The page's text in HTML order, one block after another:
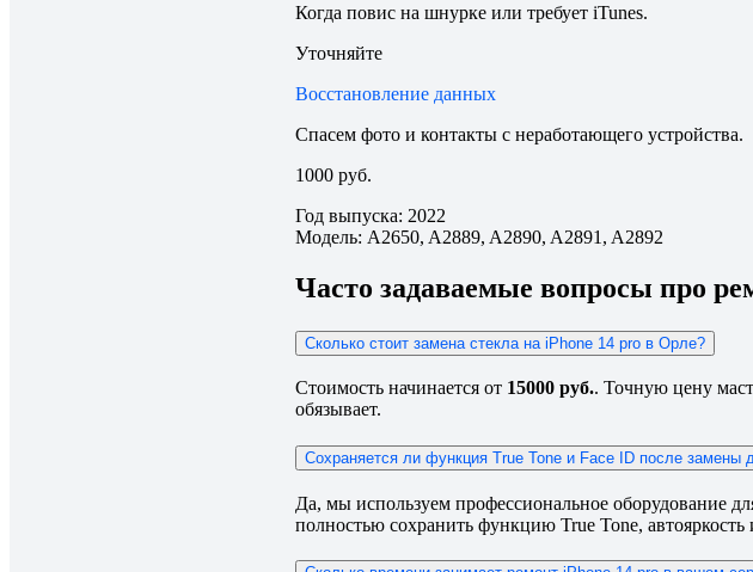
Когда повис на шнурке или требует iTunes.
Уточняйте
Восстановление данных
Спасем фото и контакты с неработающего устройства.
1000 руб.
Год выпуска: 2022
Модель: A2650, A2889, A2890, A2891, A2892
Часто задаваемые вопросы про
Сколько стоит замена стекла на iPhone 14 pro в Орле?
Стоимость начинается от 15000 руб.. Точную цену
обязывает.
Сохраняется ли функция True Tone и Face ID после замены
Да, мы используем профессиональное оборудование
полностью сохранить функцию True Tone,